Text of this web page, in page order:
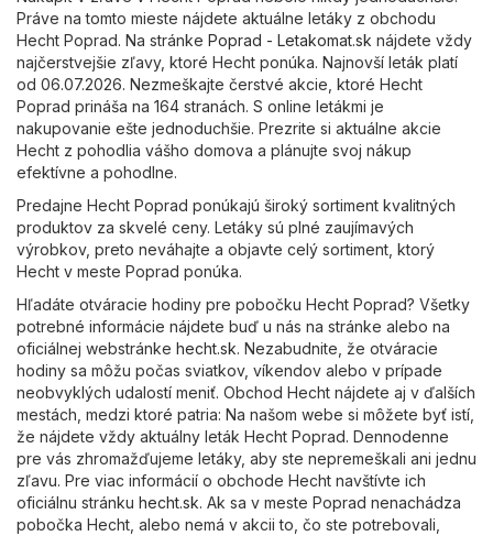
Práve na tomto mieste nájdete aktuálne letáky z obchodu
Hecht Poprad. Na stránke Poprad - Letakomat.sk nájdete vždy
najčerstvejšie zľavy, ktoré Hecht ponúka. Najnovší leták platí
od 06.07.2026. Nezmeškajte čerstvé akcie, ktoré Hecht
Poprad prináša na 164 stranách. S online letákmi je
nakupovanie ešte jednoduchšie. Prezrite si aktuálne akcie
Hecht z pohodlia vášho domova a plánujte svoj nákup
efektívne a pohodlne.
Predajne Hecht Poprad ponúkajú široký sortiment kvalitných
produktov za skvelé ceny. Letáky sú plné zaujímavých
výrobkov, preto neváhajte a objavte celý sortiment, ktorý
Hecht v meste Poprad ponúka.
Hľadáte otváracie hodiny pre pobočku Hecht Poprad? Všetky
potrebné informácie nájdete buď u nás na stránke alebo na
oficiálnej webstránke hecht.sk. Nezabudnite, že otváracie
hodiny sa môžu počas sviatkov, víkendov alebo v prípade
neobvyklých udalostí meniť. Obchod Hecht nájdete aj v ďalších
mestách, medzi ktoré patria: Na našom webe si môžete byť istí,
že nájdete vždy aktuálny leták Hecht Poprad. Dennodenne
pre vás zhromažďujeme letáky, aby ste nepremeškali ani jednu
zľavu. Pre viac informácií o obchode Hecht navštívte ich
oficiálnu stránku hecht.sk. Ak sa v meste Poprad nenachádza
pobočka Hecht, alebo nemá v akcii to, čo ste potrebovali,